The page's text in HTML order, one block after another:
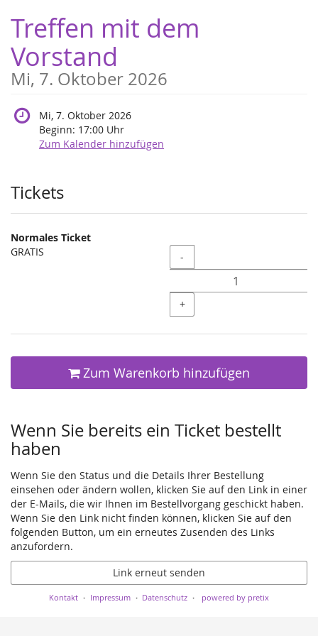
Haupt-
Inhalt
springen
Treffen mit dem
Vorstand
Mi, 7. Oktober 2026
Mi, 7. Oktober 2026
Beginn: 17:00 Uhr
Zum Kalender hinzufügen
Produkte
Tickets
Normales Ticket
GRATIS
Menge
-
+
Zum Warenkorb hinzufügen
Wenn Sie bereits ein Ticket bestellt
haben
Wenn Sie den Status und die Details Ihrer Bestellung
einsehen oder ändern wollen, klicken Sie auf den Link in einer
der E-Mails, die wir Ihnen im Bestellvorgang geschickt haben.
Wenn Sie den Link nicht finden können, klicken Sie auf den
folgenden Button, um ein erneutes Zusenden des Links
anzufordern.
Link erneut senden
Kontakt Impressum Datenschutz powered by pretix